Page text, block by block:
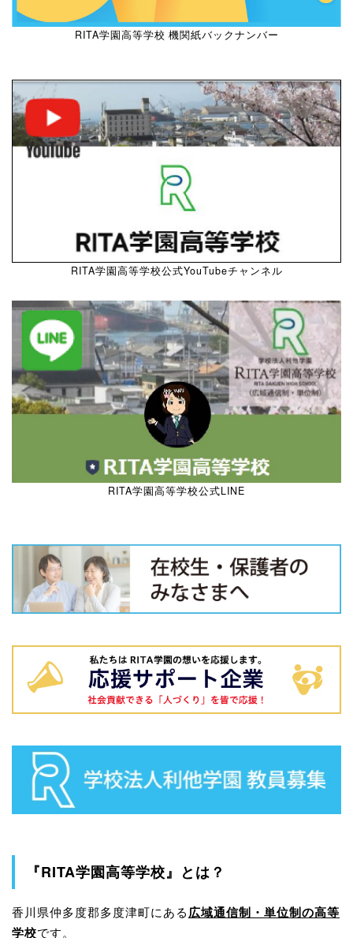
RITA学園高等学校 機関紙バックナンバー
RITA学園高等学校公式YouTubeチャンネル
RITA学園高等学校公式LINE
『RITA学園高等学校』とは？
香川県仲多度郡多度津町にある広域通信制・単位制の高等
学校です。